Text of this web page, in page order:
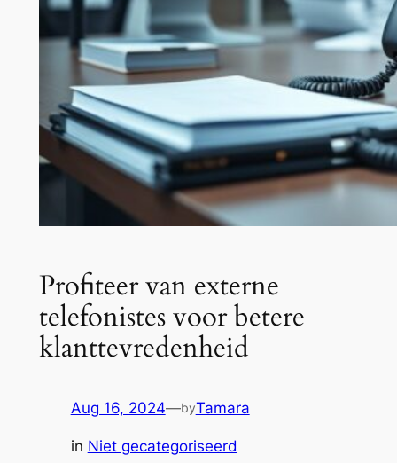
Profiteer van externe
telefonistes voor betere
klanttevredenheid
Aug 16, 2024—byTamara
in Niet gecategoriseerd